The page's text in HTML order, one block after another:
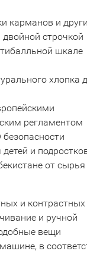
карманов и
строчкой
шкале
хлопка
регламентом
и
от
и контрастных
и ручной
вещи
в